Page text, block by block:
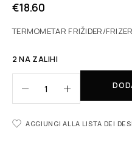
€18.60
TERMOMETAR FRIŽIDER/
2 NA ZALIHI
AGGIUNGI ALLA LISTA DEI